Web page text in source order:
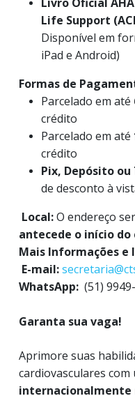
Life Support
Disponível em
iPad e Android)
Formas de
Parcelado em até
crédito
Parcelado em até
crédito
Pix, Depósito
de desconto à
Local:O endereço
antecede o início do
Mais Informações e
E-mail:
WhatsApp: (51)
Garanta sua vaga!
Aprimore suas
cardiovasculares com
internacionalmente